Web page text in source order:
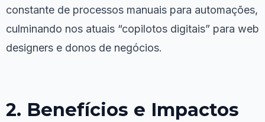
constante de processos manuais para automações,
culminando nos atuais “copilotos digitais” para web
designers e donos de negócios.
2. Benefícios e Impactos